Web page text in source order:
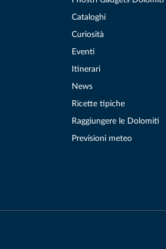
Cataloghi
Curiosità
Eventi
Itinerari
News
Ricette tipiche
Raggiungere le Dolomiti
Previsioni meteo